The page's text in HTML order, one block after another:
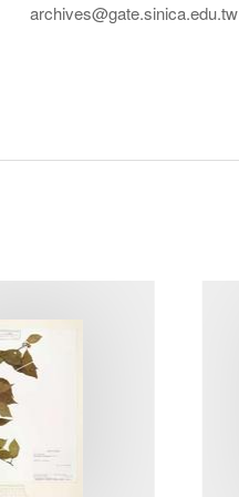
archives@gate.sinica.edu.tw